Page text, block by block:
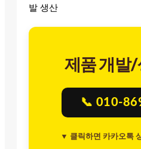
발 생산
제품 개발/
📞 010-
▼ 클릭하면 카카오톡